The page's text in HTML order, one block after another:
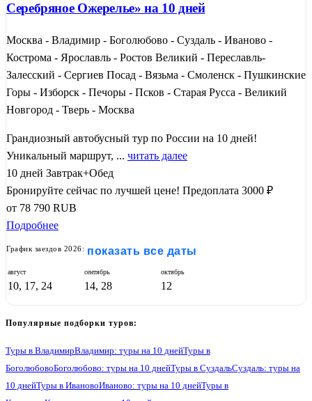
Серебряное Ожерелье» на 10 дней
Москва - Владимир - Боголюбово - Суздаль - Иваново -
Кострома - Ярославль - Ростов Великий - Переславль-
Залесский - Сергиев Посад - Вязьма - Смоленск - Пушкинские
Горы - Изборск - Печоры - Псков - Старая Русса - Великий
Новгород - Тверь - Москва
Грандиозный автобусный тур по России на 10 дней!
Уникальный маршрут, ... читать далее
10 дней Завтрак+Обед
Бронируйте сейчас по лучшей цене! Предоплата 3000 ₽
от 78 790 RUB
Подробнее
График заездов 2026: показать все даты
август
10, 17, 24
сентябрь
14, 28
октябрь
12
Популярные подборки туров:
Туры в ВладимирВладимир: туры на 10 днейТуры в
БоголюбовоБоголюбово: туры на 10 днейТуры в СуздальСуздаль: туры на
10 днейТуры в ИвановоИваново: туры на 10 днейТуры в